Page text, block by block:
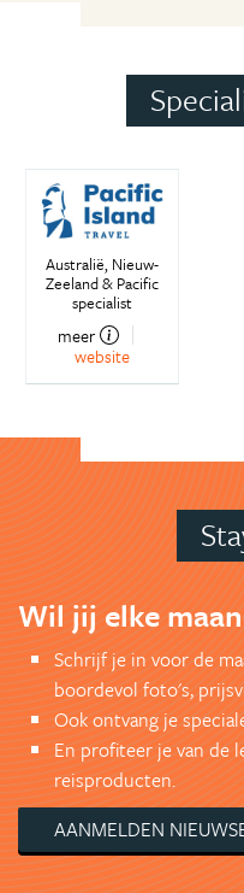
Australië, Nieuw-
Zeeland & Pacific
specialist
meer
website
Wil jij elke
Schrijf je in voor de
boordevol foto's,
Ook ontvang je
En profiteer je van de
reisproducten.
AANMELDEN